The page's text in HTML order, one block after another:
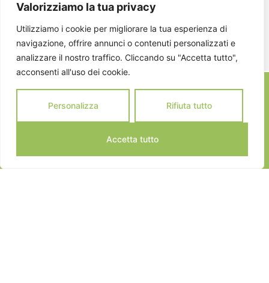
Valorizziamo la tua privacy
Utilizziamo i cookie per migliorare la tua esperienza di
navigazione, offrire annunci o contenuti personalizzati e
analizzare il nostro traffico. Cliccando su "Accetta tutto",
acconsenti all'uso dei cookie.
Personalizza Rifiuta tutto
Accetta tutto